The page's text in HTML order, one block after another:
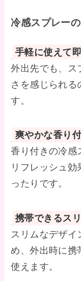
冷感スプレーの
手軽に使えて
外出先でも、ス
さを感じられる
す。
爽やかな香り
香り付きの冷感
リフレッシュ
ったりです。
携帯できるス
スリムなデザイ
め、外出時に携
使えます。